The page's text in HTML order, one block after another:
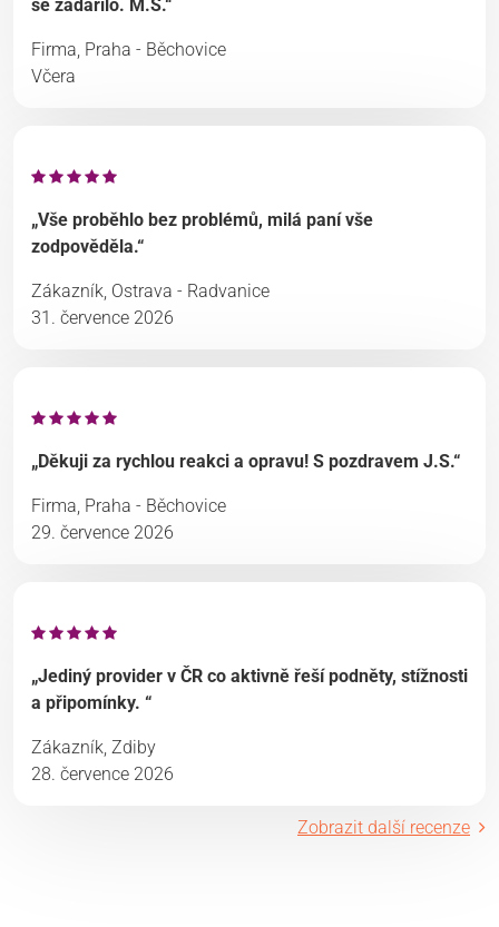
se zadařilo. M.S.“
Firma, Praha - Běchovice
Včera
„Vše proběhlo bez problémů, milá paní vše
zodpověděla.“
Zákazník, Ostrava - Radvanice
31. července 2026
„Děkuji za rychlou reakci a opravu! S pozdravem J.S.“
Firma, Praha - Běchovice
29. července 2026
„Jediný provider v ČR co aktivně řeší podněty, stížnosti
a připomínky. “
Zákazník, Zdiby
28. července 2026
Zobrazit další recenze